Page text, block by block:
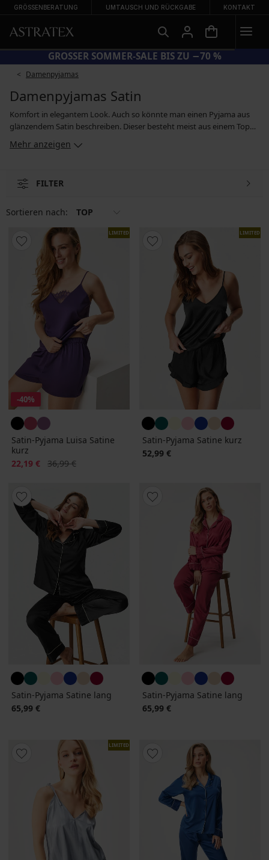
GRÖSSENBERATUNG UMTAUSCH UND RÜCKGABE KONTAKT
GROSSER SOMMER-SALE BIS ZU −70 %
Damenpyjamas
Damenpyjamas Satin
Komfort in elegantem Look. Auch so könnte man einen Pyjama aus
glänzendem Satin beschreiben. Dieser besteht meist aus einem Top
mit Trägern und langer Hose, wobei wir auch Modelle mit Shorts im
Angebot haben. Wenn Sie einen Satinpyjama für die kältere Jahreszeit
mit Spitze und Modellen mit farbenfrohem Blumenprint. In diesem
Mehr anzeigen
FILTER
Sortieren nach: TOP
LIMITED
-40%
Satin-Pyjama Luisa Satine
kurz
Rabatt
22,19 € Alter Preis
36,99 €
LIMITED
Satin-Pyjama Satine kurz
52,99 €
Satin-Pyjama Satine lang
65,99 €
Satin-Pyjama Satine lang
65,99 €
LIMITED